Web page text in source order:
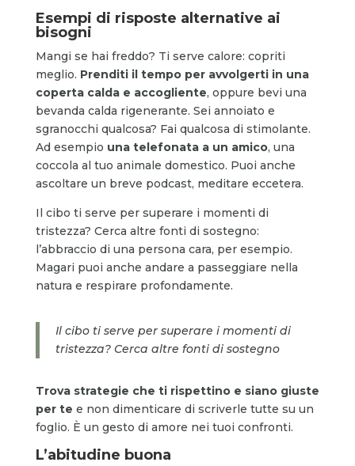
Esempi di risposte alternative ai
bisogni
Mangi se hai freddo? Ti serve calore: copriti
meglio. Prenditi il tempo per avvolgerti in una
coperta calda e accogliente, oppure bevi una
bevanda calda rigenerante. Sei annoiato e
sgranocchi qualcosa? Fai qualcosa di stimolante.
Ad esempio una telefonata a un amico, una
coccola al tuo animale domestico. Puoi anche
ascoltare un breve podcast, meditare eccetera.
Il cibo ti serve per superare i momenti di
tristezza? Cerca altre fonti di sostegno:
l’abbraccio di una persona cara, per esempio.
Magari puoi anche andare a passeggiare nella
natura e respirare profondamente.
Il cibo ti serve per superare i momenti di
tristezza? Cerca altre fonti di sostegno
Trova strategie che ti rispettino e siano giuste
per te e non dimenticare di scriverle tutte su un
foglio. È un gesto di amore nei tuoi confronti.
L’abitudine buona